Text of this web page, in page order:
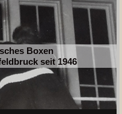
Boxen
seit 1946